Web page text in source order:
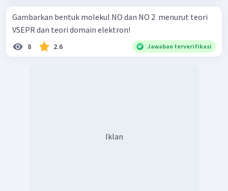
Gambarkan bentuk molekul NO dan NO 2 ​ menurut teori
VSEPR dan teori domain elektron!
8 2.6 Jawaban terverifikasi
Iklan